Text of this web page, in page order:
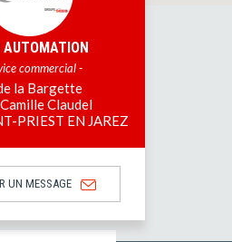
AUTOMATION
commercial -
la Bargette
Claudel
PRIEST EN JAREZ
UN MESSAGE